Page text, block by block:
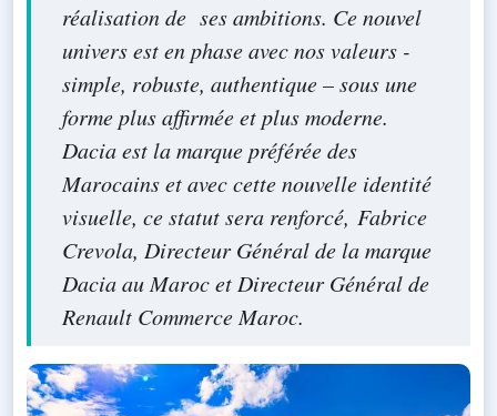
réalisation de ses ambitions. Ce nouvel
univers est en phase avec nos valeurs -
simple, robuste, authentique – sous une
forme plus affirmée et plus moderne.
Dacia est la marque préférée des
Marocains et avec cette nouvelle identité
visuelle, ce statut sera renforcé, Fabrice
Crevola, Directeur Général de la marque
Dacia au Maroc et Directeur Général de
Renault Commerce Maroc.